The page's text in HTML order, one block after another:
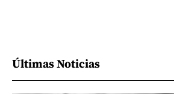
Últimas Noticias